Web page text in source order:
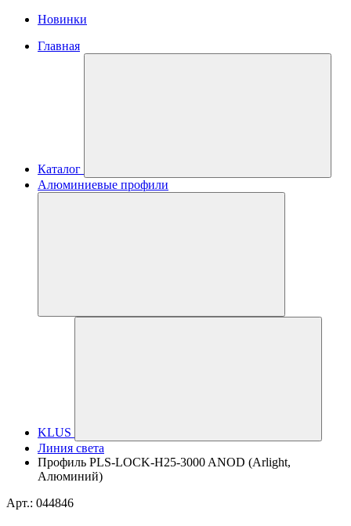
Новинки
Главная
Каталог
Алюминиевые профили
KLUS
Линия света
Профиль PLS-LOCK-H25-3000 ANOD (Arlight,
Алюминий)
Арт.: 044846